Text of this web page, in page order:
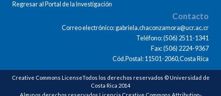
Regresar al Portal de la Investigación
Contacto
Correo electrónico: gabriela.chaconzamora@ucr.ac.cr
Teléfono: (506) 2511-1341
Fax: (506) 2224-9367
Cód.Postal: 11501-2060,Costa Rica
Creative Commons LicenseTodos los derechos reservados © Universidad de
Costa Rica 2014